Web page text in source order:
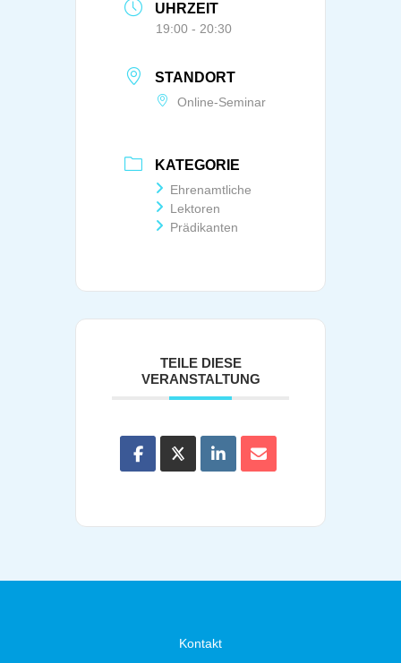
UHRZEIT
19:00 - 20:30
STANDORT
Online-Seminar
KATEGORIE
Ehrenamtliche
Lektoren
Prädikanten
TEILE DIESE
VERANSTALTUNG
Kontakt